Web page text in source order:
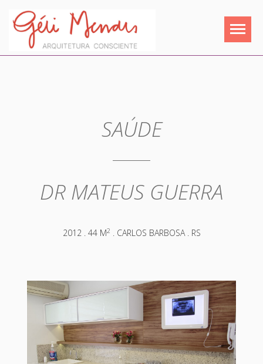
SAÚDE
DR MATEUS GUERRA
2012 . 44 M2 . CARLOS BARBOSA . RS